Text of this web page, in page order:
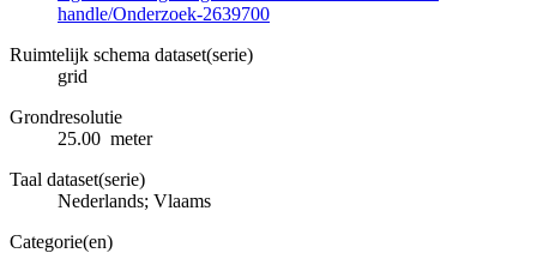
handle/Onderzoek-2639700
Ruimtelijk schema dataset(serie)
grid
Grondresolutie
25.00 meter
Taal dataset(serie)
Nederlands; Vlaams
Categorie(en)